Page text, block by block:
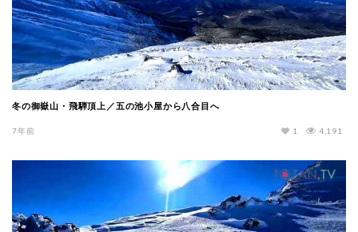
冬の御嶽山・飛騨頂上／五の池小屋から八合目へ
7年前 4,191
1